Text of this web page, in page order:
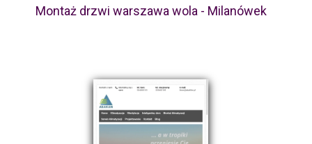
Montaż drzwi warszawa wola - Milanówek